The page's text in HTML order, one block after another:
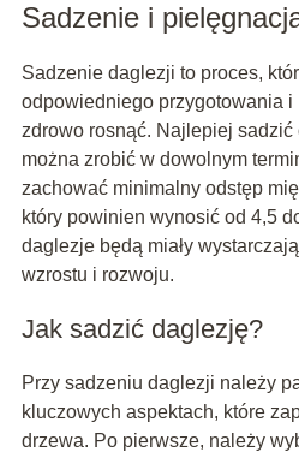
Sadzenie i
Sadzenie daglezji to proces,
odpowiedniego przygotowania i
zdrowo rosnąć. Najlepiej
można zrobić w dowolnym
zachować minimalny odstęp
który powinien wynosić od 4,5
daglezje będą miały
wzrostu i rozwoju.
Jak sadzić daglezję?
Przy sadzeniu daglezji należy
kluczowych aspektach, które
drzewa. Po pierwsze, należy